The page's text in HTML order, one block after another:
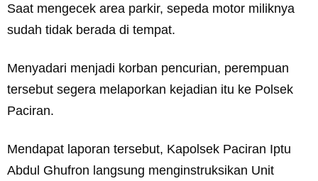
Saat mengecek area parkir, sepeda motor miliknya
sudah tidak berada di tempat.
Menyadari menjadi korban pencurian, perempuan
tersebut segera melaporkan kejadian itu ke Polsek
Paciran.
Mendapat laporan tersebut, Kapolsek Paciran Iptu
Abdul Ghufron langsung menginstruksikan Unit